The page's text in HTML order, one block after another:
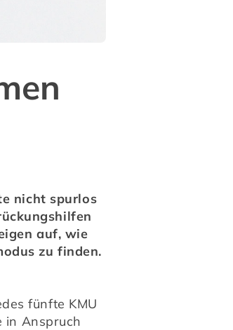
nicht spurlos
auf, wie
zu finden.
fünfte KMU
in Anspruch